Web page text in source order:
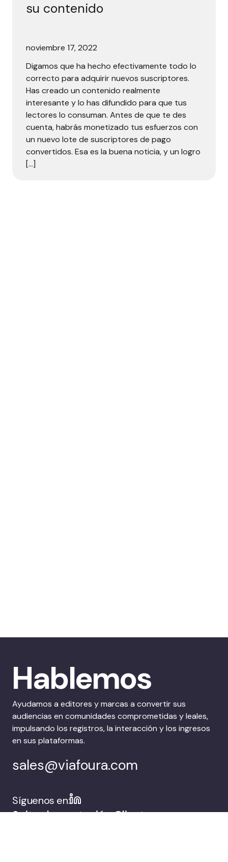
su contenido
noviembre 17, 2022
Digamos que ha hecho efectivamente todo lo
correcto para adquirir nuevos suscriptores.
Has creado un contenido realmente
interesante y lo has difundido para que tus
lectores lo consuman. Antes de que te des
cuenta, habrás monetizado tus esfuerzos con
un nuevo lote de suscriptores de pago
convertidos. Esa es la buena noticia, y un logro
[…]
Hablemos
Ayudamos a editores y marcas a convertir sus
audiencias en comunidades comprometidas y leales,
impulsando los registros, la interacción y los ingresos
en sus plataformas.
sales@viafoura.com
Síguenos en:
Suite de captación Clientes